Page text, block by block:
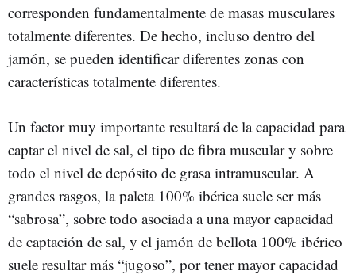
corresponden fundamentalmente de masas musculares
totalmente diferentes. De hecho, incluso dentro del
jamón, se pueden identificar diferentes zonas con
características totalmente diferentes.
Un factor muy importante resultará de la capacidad para
captar el nivel de sal, el tipo de fibra muscular y sobre
todo el nivel de depósito de grasa intramuscular. A
grandes rasgos, la paleta 100% ibérica suele ser más
“sabrosa”, sobre todo asociada a una mayor capacidad
de captación de sal, y el jamón de bellota 100% ibérico
suele resultar más “jugoso”, por tener mayor capacidad